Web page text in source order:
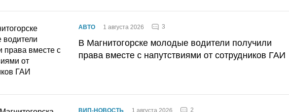
АВТО 1 августа 2026 3
В Магнитогорске молодые водители получили
права вместе с напутствиями от сотрудников ГАИ
ВИП-НОВОСТЬ 1 августа 2026 2